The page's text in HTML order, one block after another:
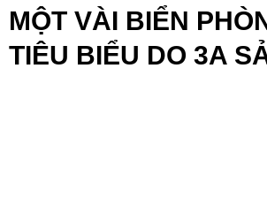
MỘT VÀI BIỂN
TIÊU BIỂU DO 3A